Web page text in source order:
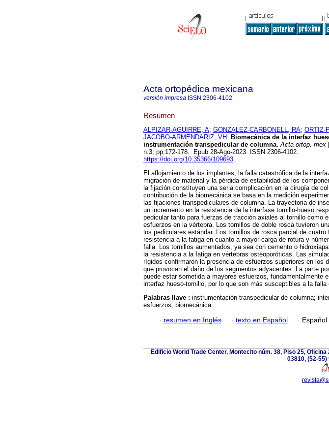
Acta ortopédica mexicana
versión impresa ISSN 2306-4102
Resumen
ALPIZAR-AGUIRRE, A; GONZALEZ-CARBONELL, RA; ORTIZ-
JACOBO-ARMENDARIZ, VH. Biomecánica de la interfaz
instrumentación transpedicular de columna. Acta ortop. mex
n.3, pp.172-178. Epub 28-Ago-2023. ISSN 2306-4102.
https://doi.org/10.35366/109693.
El aflojamiento de los implantes, la falla catastrófica de la
migración de material y la pérdida de estabilidad de los
la fijación constituyen una seria complicación en la cirugía de
contribución de la biomecánica se basa en la medición
las fijaciones transpediculares de columna. La trayectoria de
un incremento en la resistencia de la interfase tornillo-hueso
pedicular tanto para fuerzas de tracción axiales al tornillo como
esfuerzos en la vértebra. Los tornillos de doble rosca tuvieron
los pediculares estándar. Los tornillos de rosca parcial de
resistencia a la fatiga en cuanto a mayor carga de rotura y
falla. Los tornillos aumentados, ya sea con cemento o
la resistencia a la fatiga en vértebras osteoporóticas. Las
rígidos confirmaron la presencia de esfuerzos superiores en los
que provocan el daño de los segmentos adyacentes. La parte
puede estar sometida a mayores esfuerzos, fundamentalmente
interfaz hueso-tornillo, por lo que son más susceptibles a la falla
Palabras llave : instrumentación transpedicular de columna;
esfuerzos; biomecánica.
· resumen en Inglés · texto en Español · Español
Edificio World Trade Center, Montecito núm. 38, Piso 25,
03810, (52-55)